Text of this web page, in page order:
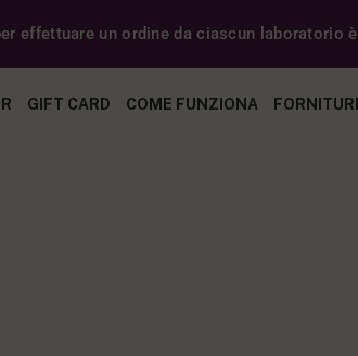
effettuare un ordine da ciascun
GIFT CARD COME FUNZIONA